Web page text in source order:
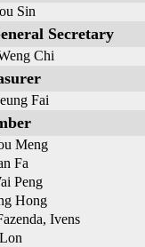
Sin
Secretary
Chi
Fai
Meng
Fa
Peng
Hong
Ivens